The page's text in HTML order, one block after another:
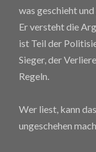
was geschieht
Er versteht die
ist Teil der
Sieger, der
Regeln.
Wer liest, kann
ungeschehen